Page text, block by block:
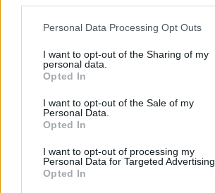
Personal Data Processing Opt Outs
I want to opt-out of the Sharing of my
personal data.
Opted In
I want to opt-out of the Sale of my
Personal Data.
Opted In
I want to opt-out of processing my
Personal Data for Targeted Advertising.
Opted In
tulipa.tarda,Odzy ,sweetyeva
schlewi
Lebende Forenlegende